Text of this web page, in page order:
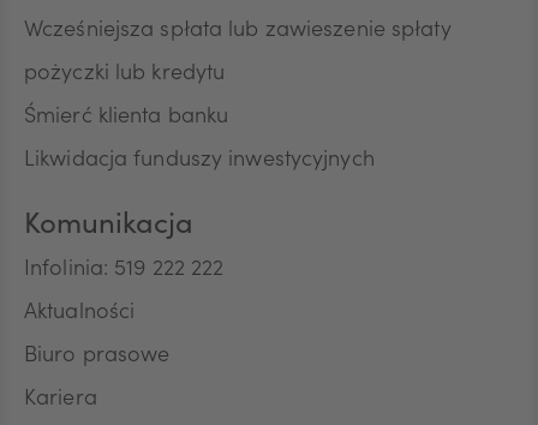
Wcześniejsza spłata lub zawieszenie spłaty
pożyczki lub kredytu
Śmierć klienta banku
Likwidacja funduszy inwestycyjnych
Komunikacja
Infolinia: 519 222 222
Aktualności
Biuro prasowe
Kariera